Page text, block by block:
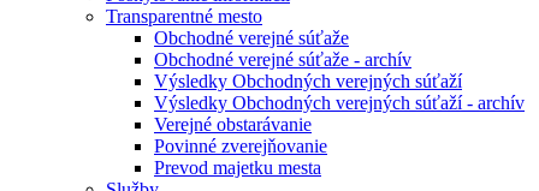
Transparentné mesto
Obchodné verejné súťaže
Obchodné verejné súťaže - archív
Výsledky Obchodných verejných súťaží
Výsledky Obchodných verejných súťaží - archív
Verejné obstarávanie
Povinné zverejňovanie
Prevod majetku mesta